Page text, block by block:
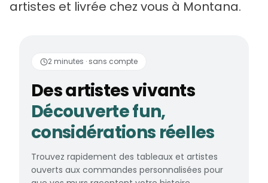
artistes et livrée chez vous à Montana.
Des artistes vivants
2 minutes · sans compte
Des artistes vivants
Découverte fun,
considérations réelles
Trouvez rapidement des tableaux et artistes
ouverts aux commandes personnalisées pour